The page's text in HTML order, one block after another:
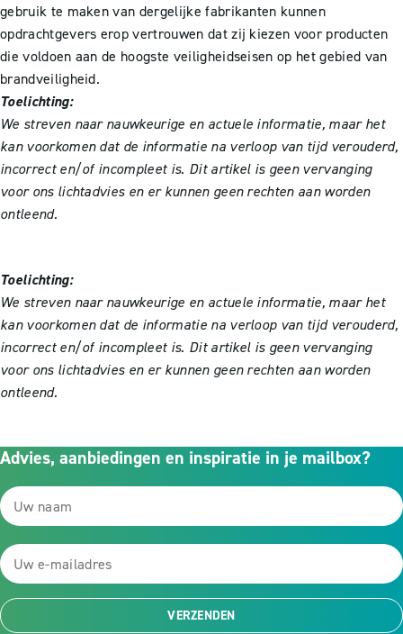
gebruik te maken van dergelijke fabrikanten kunnen
opdrachtgevers erop vertrouwen dat zij kiezen voor producten
die voldoen aan de hoogste veiligheidseisen op het gebied van
brandveiligheid.
Toelichting:
We streven naar nauwkeurige en actuele informatie, maar het
kan voorkomen dat de informatie na verloop van tijd verouderd,
incorrect en/of incompleet is. Dit artikel is geen vervanging
voor ons lichtadvies en er kunnen geen rechten aan worden
ontleend.
Toelichting:
We streven naar nauwkeurige en actuele informatie, maar het
kan voorkomen dat de informatie na verloop van tijd verouderd,
incorrect en/of incompleet is. Dit artikel is geen vervanging
voor ons lichtadvies en er kunnen geen rechten aan worden
ontleend.
Advies, aanbiedingen en inspiratie in je mailbox?
VERZENDEN